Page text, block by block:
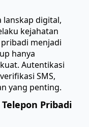
lanskap digital,
kejahatan
menjadi
hanya
Autentikasi
SMS,
yang penting.
Pribadi